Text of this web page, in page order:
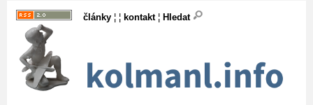
články ¦ ¦ kontakt¦ Hledat